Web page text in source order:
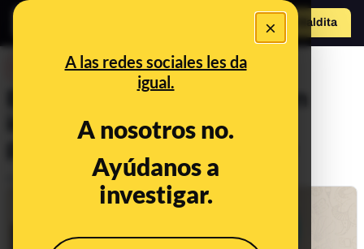
×
A las redes sociales les da
igual.
A nosotros no.
Ayúdanos a
investigar.
Hazte Maldita
Bulos en audio que te están
intentando colar y en qué
puedes fijarte para evitarlo
Oct 10, 2019, 9:00:06 AM